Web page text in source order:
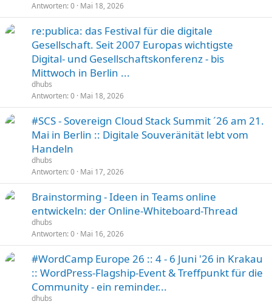
Antworten 0 Mai 18, 2026
re:publica: das Festival für die digitale
Gesellschaft. Seit 2007 Europas wichtigste
Digital- und Gesellschaftskonferenz - bis
Mittwoch in Berlin ...
dhubs
Antworten 0 Mai 18, 2026
#SCS - Sovereign Cloud Stack Summit ´26 am 21.
Mai in Berlin :: Digitale Souveränität lebt vom
Handeln
dhubs
Antworten 0 Mai 17, 2026
Brainstorming - Ideen in Teams online
entwickeln: der Online-Whiteboard-Thread
dhubs
Antworten 0 Mai 16, 2026
#WordCamp Europe 26 :: 4 - 6 Juni '26 in Krakau
:: WordPress-Flagship-Event & Treffpunkt für die
Community - ein reminder...
dhubs